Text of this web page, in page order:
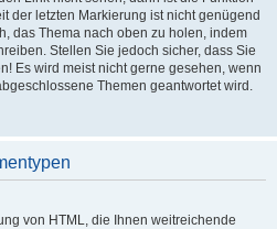
der letzten Markierung ist nicht genügend
das Thema nach oben zu holen, indem
Stellen Sie jedoch sicher, dass Sie
Es wird meist nicht gerne gesehen, wenn
Themen geantwortet wird.
von HTML, die Ihnen weitreichende